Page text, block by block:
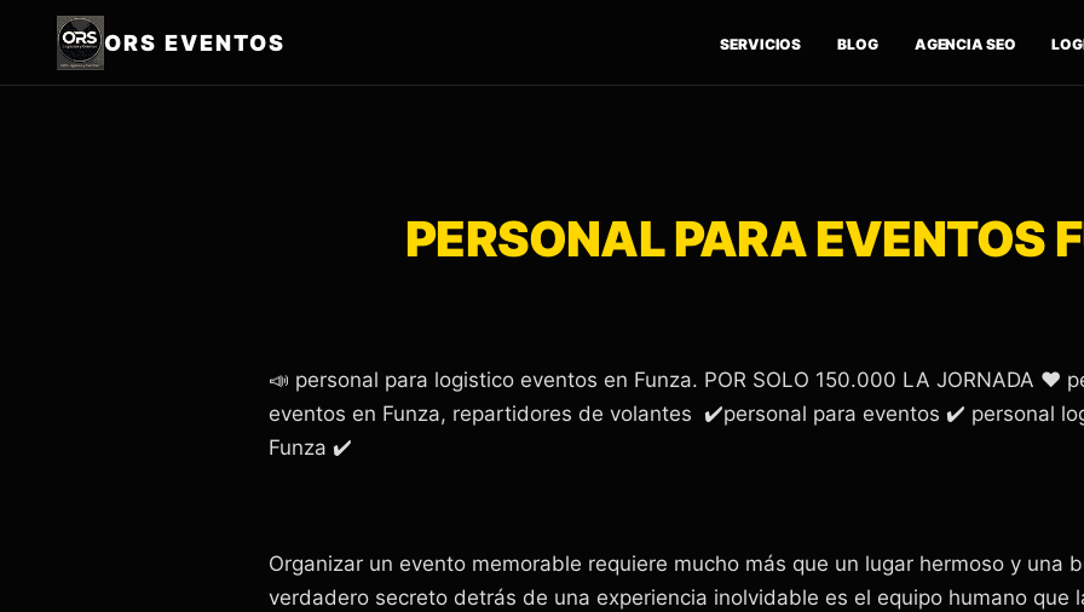
ORS EVENTOS SERVICIOS BLOG AGENCIA SEO
PERSONAL PARA EVENTOS
📣 personal para logistico eventos en Funza. POR SOLO 150.000 LA JORNADA ❤️
eventos en Funza, repartidores de volantes ✔️personal para eventos ✔️ personal
Funza ✔️
Organizar un evento memorable requiere mucho más que un lugar hermoso y una
verdadero secreto detrás de una experiencia inolvidable es el equipo humano que